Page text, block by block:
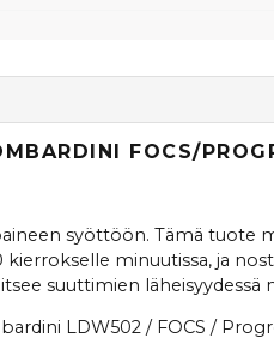
FOCS/
syöttöön. Tämä tuote
minuutissa, ja
suuttimien läheisyydessä
LDW502 / FOCS /